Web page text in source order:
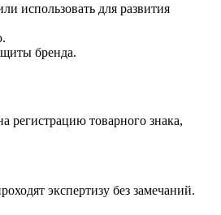
использовать для развития
бренда.
регистрацию товарного знака,
экспертизу без замечаний.